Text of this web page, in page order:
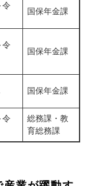
令
国保年金課
令
国保年金課
国保年金課
令
総務課・教
育総務課